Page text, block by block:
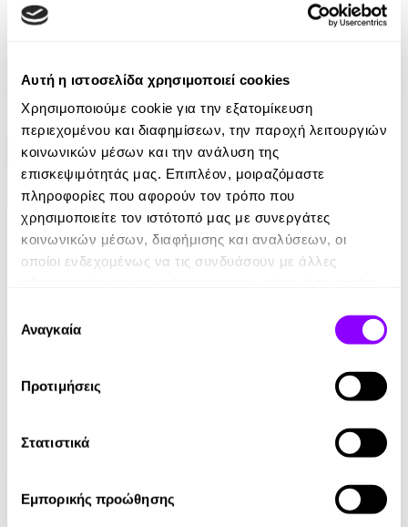
Αυτή η ιστοσελίδα χρησιμοποιεί cookies
Χρησιμοποιούμε cookie για την εξατομίκευση
περιεχομένου και διαφημίσεων, την παροχή λειτουργιών
κοινωνικών μέσων και την ανάλυση της
επισκεψιμότητάς μας. Επιπλέον, μοιραζόμαστε
πληροφορίες που αφορούν τον τρόπο που
χρησιμοποιείτε τον ιστότοπό μας με συνεργάτες
κοινωνικών μέσων, διαφήμισης και αναλύσεων, οι
οποίοι ενδεχομένως να τις συνδυάσουν με άλλες
των υπηρεσιών τους.
συγκατάθεσης
Αναγκαία
Προτιμήσεις
Στατιστικά
Εμπορικής προώθησης
Damon Galgut
eBook
Ελέφαντας
7.99€
Audiobook • 1 Credit